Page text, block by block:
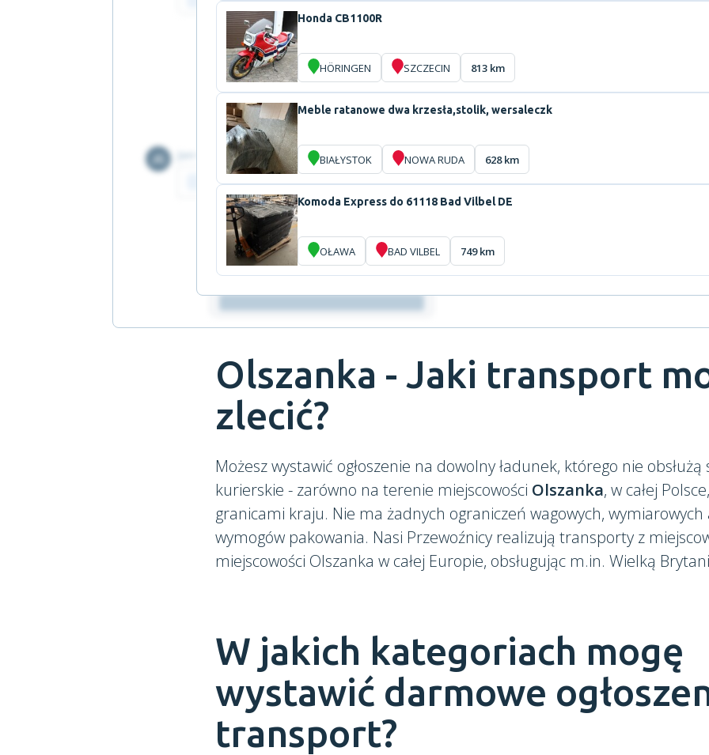
Honda CB1100R
HÖRINGEN SZCZECIN 813 km
Meble ratanowe dwa krzesła,stolik, wersaleczk
BIAŁYSTOK NOWA RUDA 628 km
Komoda Express do 61118 Bad Vilbel DE
OŁAWA BAD VILBEL 749 km
Olszanka - Jaki transport
zlecić?
Możesz wystawić ogłoszenie na dowolny ładunek, którego nie
kurierskie - zarówno na terenie miejscowości Olszanka, w całej
granicami kraju. Nie ma żadnych ograniczeń wagowych,
wymogów pakowania. Nasi Przewoźnicy realizują transporty z
miejscowości Olszanka w całej Europie, obsługując m.in. Wielką
W jakich kategoriach mogę
wystawić darmowe
transport?